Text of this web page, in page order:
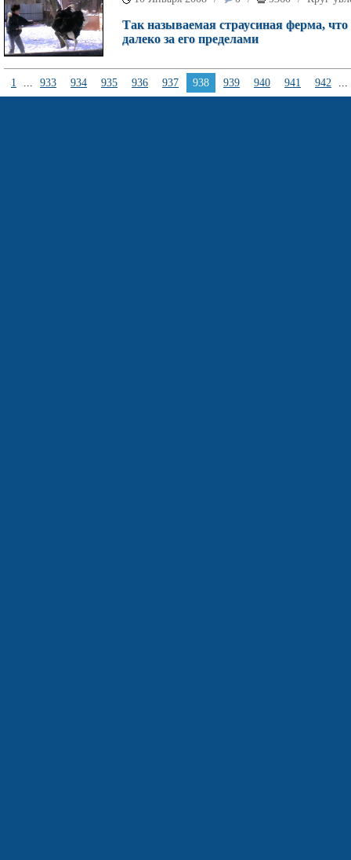
Так называемая страусиная ферма,
далеко за его пределами
1 ... 933 934 935 936 937 938 939 940 941 942 ...